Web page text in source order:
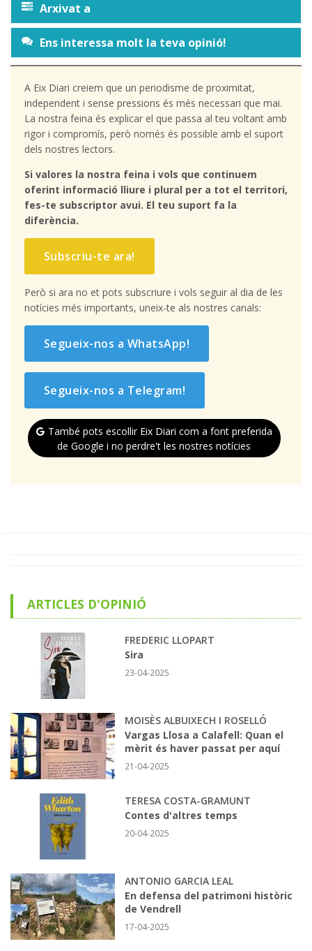
Arxivat a
Ens interessa molt la teva opinió!
A Eix Diari creiem que un periodisme de proximitat,
independent i sense pressions és més necessari que mai.
La nostra feina és explicar el que passa al teu voltant amb
rigor i compromís, però només és possible amb el suport
dels nostres lectors.
Si valores la nostra feina i vols que continuem
oferint informació lliure i plural per a tot el territori,
fes-te subscriptor avui. El teu suport fa la
diferència.
Subscriu-te ara!
Però si ara no et pots subscriure i vols seguir al dia de les
notícies més importants, uneix-te als nostres canals:
Segueix-nos a WhatsApp!
Segueix-nos a Telegram!
També pots escollir Eix Diari com a font preferida
de Google i no perdre't les nostres notícies
ARTICLES D'OPINIÓ
FREDERIC LLOPART
Sira
23-04-2025
MOISÈS ALBUIXECH I ROSELLÓ
Vargas Llosa a Calafell: Quan el
mèrit és haver passat per aquí
21-04-2025
TERESA COSTA-GRAMUNT
Contes d'altres temps
20-04-2025
ANTONIO GARCIA LEAL
En defensa del patrimoni històric
de Vendrell
17-04-2025